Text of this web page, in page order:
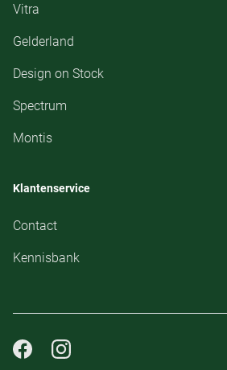
Vitra
Gelderland
Design on Stock
Spectrum
Montis
Klantenservice
Contact
Kennisbank